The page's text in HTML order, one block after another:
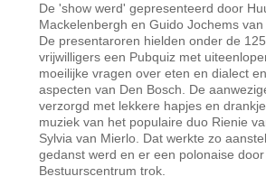
De 'show werd' gepresenteerd door
Mackelenbergh en Guido Jochems
De presentaroren hielden onder de
vrijwilligers een Pubquiz met
moeilijke vragen over eten en dialect
aspecten van Den Bosch. De
verzorgd met lekkere hapjes en
muziek van het populaire duo Rienie
Sylvia van Mierlo. Dat werkte zo
gedanst werd en er een polonaise
Bestuurscentrum trok.